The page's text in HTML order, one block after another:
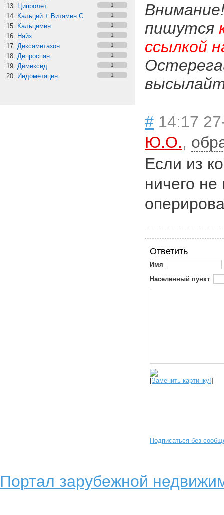
Ципролет 1
Кальций + Витамин C 1
Кальцемин 1
Найз 1
Дексаметазон 1
Дипроспан 1
Димексид 1
Индометацин 1
пишутся
ссылкой
# 14:17
Ю.О.,
Если из
ничего не
Ответить
Имя
Населенный пункт
[Заменить картинку!]
Подписаться без
Портал зарубежной